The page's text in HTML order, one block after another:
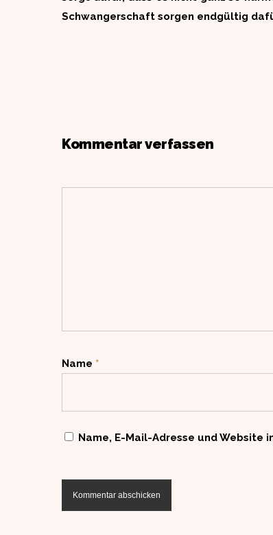
Schwangerschaft sorgen endgültig
Kommentar verfassen
Name *
Name, E-Mail-Adresse und Website